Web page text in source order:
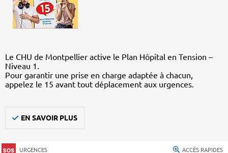
Le CHU de Montpellier active le Plan Hôpital en Tension –
Niveau 1.
Pour garantir une prise en charge adaptée à chacun,
appelez le 15 avant tout déplacement aux urgences.
EN SAVOIR PLUS
URGENCES ACCÈS RAPIDES